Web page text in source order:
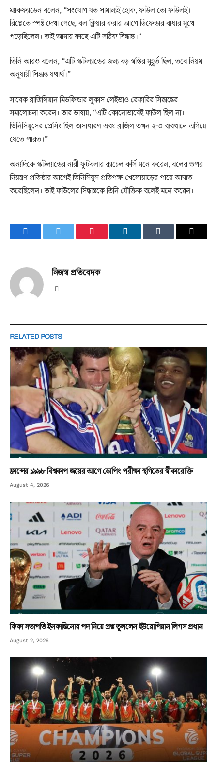
ম্যাকফ্যাডেন বলেন, “সংযোগ যত সামান্যই হোক, ফাউল তো ফাউলই।
রিপ্লেতে স্পষ্ট দেখা গেছে, বল ক্লিয়ার করার আগে ডিফেন্ডার বাধার মুখে
পড়েছিলেন। তাই আমার কাছে এটি সঠিক সিদ্ধান্ত।”
তিনি আরও বলেন, “এটি স্কটল্যান্ডের জন্য বড় স্বস্তির মুহূর্ত ছিল, তবে নিয়ম
অনুযায়ী সিদ্ধান্ত যথার্থ।”
সাবেক ব্রাজিলিয়ান মিডফিল্ডার লুকাস লেইভাও রেফারির সিদ্ধান্তের
সমালোচনা করেন। তার ভাষায়, “এটি কোনোভাবেই ফাউল ছিল না।
ভিনিসিয়ুসের প্রেসিং ছিল অসাধারণ এবং ব্রাজিল তখন ২-০ ব্যবধানে এগিয়ে
যেতে পারত।”
অন্যদিকে স্কটল্যান্ডের নারী ফুটবলার র‍্যাচেল কর্সি মনে করেন, বলের ওপর
নিয়ন্ত্রণ প্রতিষ্ঠার আগেই ভিনিসিয়ুস প্রতিপক্ষ খেলোয়াড়ের পায়ে আঘাত
করেছিলেন। তাই ফাউলের সিদ্ধান্তকে তিনি যৌক্তিক বলেই মনে করেন।
FacebookTwitter PinterestLinkedInTumblr Email
নিজস্ব প্রতিবেদক
RELATED POSTS
ফ্রান্সের ১৯৯৮ বিশ্বকাপ জয়ের আগে ডোপিং পরীক্ষা স্থগিতের স্বীকারোক্তি
August 4, 2026
ফিফা সভাপতি ইনফান্তিনোর পদ নিয়ে প্রশ্ন তুললেন ইউরোপিয়ান লিগস প্রধান
August 2, 2026